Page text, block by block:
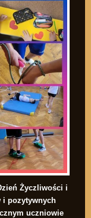
Życzliwości i
i pozytywnych
uczniowie